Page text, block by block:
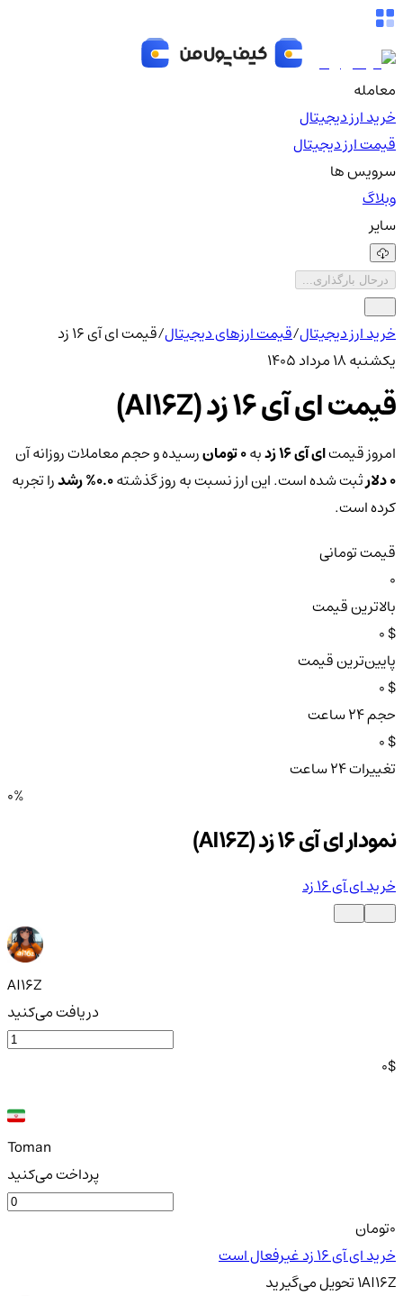
معامله
خرید ارز دیجیتال
قیمت ارز دیجیتال
سرویس ها
وبلاگ
سایر
درحال بارگذاری...
خرید ارز دیجیتال/قیمت ارزهای دیجیتال/قیمت ای آی 16 زد
یکشنبه ۱۸ مرداد ۱۴۰۵
قیمت ای آی 16 زد (AI16Z)
امروز قیمتای آی 16 زد به0 تومان
رسیده و حجم معاملات روزانه آن
ثبت شده است. این ارز نسبت به روز گذشته0.0% رشدرا تجربه
کرده است.
قیمت تومانی
بالاترین قیمت
$ 0
پایین‌ترین قیمت
$ 0
حجم ۲۴ ساعت
$ 0
تغییرات ۲۴ ساعت
0%
نمودار ای آی 16 زد (AI16Z)
خرید ای آی 16 زد
AI16Z
دریافت می‌کنید
0$
Toman
پرداخت می‌کنید
تومان
خرید ای آی 16 زد غیرفعال است
1AI16Zتحویلمی‌گیرید